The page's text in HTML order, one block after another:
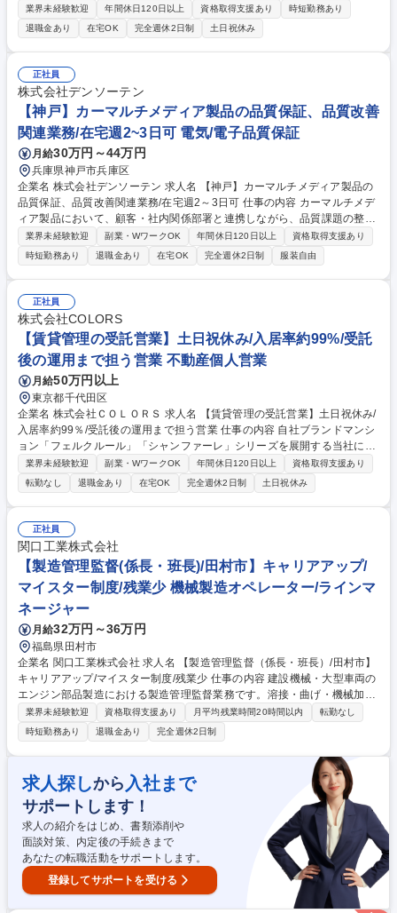
認など基本業務からお任せします。チームで協力しながら正確な事務スキ
ルを磨き将来は業務改善にも挑戦できる環境です 毎月数万件の入金データ
を扱うため、何より大切なのは「正確さ」と「丁寧さ」。一件一件の業務
を確実に行うことが、オーナー様からの信頼と会社の安定した収益を支え
ます。まずはデータ入力などの基本業務からスタートし、少しずつ知識を
身につけられるので安心です。業務に慣れた後は「もっとこうすれば効率
的」といった気づきを活かし、業務改善や仕組みづくりにも挑戦OK！確
かな事務スキルとやりがいを手に入れませんか？ 募集職種 東京【家賃管
理事務（メンバー）】会社の根幹を支える事務職！未経験OK◎
業界未経験歓迎 年間休日120日以上 資格取得支援あり
時短勤務あり
退職金あり
在宅OK 完全週休2日制 土日祝休み
正社員
株式会社デンソーテン
【神戸】カーマルチメディア製品の品質保証、品質改善
関連業務/在宅週2~3日可 電気/電子品質保証
月給30万円～44万円
兵庫県神戸市兵庫区
企業名 株式会社デンソーテン 求人名 【神戸】カーマルチメディア製品の
品質保証、品質改善関連業務/在宅週2～3日可 仕事の内容 カーマルチメデ
ィア製品において、顧客・社内関係部署と連携しながら、品質課題の整
理・調整・解決を推進する業務を担当いただきます。関係者の意見や状況
を整理し、円滑な問題解決をリードする役割です。 【製品】カーナビ、カ
ーオーディオ等 【詳細】■市場や顧客工場で発生した品質課題に対する早
期解決(ER活動)の推進■現象解析・真因追及を通じた再発防止策の立案お
よび実行 ■顧客要望・品質要求に対し、設計・開発部門と連携した課題解
決のリーディング■会社品質目標の達成に向けた施策検討・実行■市場デー
タや不具合傾向の分析による品質リスクの抽出および改善フォロー 募集職
種 【神戸】カーマルチメディア製品の品質保証、品質改善関連業務/在宅
週2～3日可
業界未経験歓迎 副業・WワークOK 年間休日120日以上
資格取得支援あり
時短勤務あり
退職金あり 在宅OK 完全週休2日制 服装自由
正社員
株式会社COLORS
【賃貸管理の受託営業】土日祝休み/入居率約99%/受託
後の運用まで担う営業 不動産個人営業
月給50万円以上
東京都千代田区
企業名 株式会社ＣＯＬＯＲＳ 求人名 【賃貸管理の受託営業】土日祝休み/
入居率約99％/受託後の運用まで担う営業 仕事の内容 自社ブランドマンシ
ョン「フェルクルール」「シャンファーレ」シリーズを展開する当社に
て、アパートやマンションを所有するオーナー様へ賃貸管理サービスの導
入提案を行い、管理受託契約を獲得する役割を お任せいたします。 ■アプ
ローチ： 既存顧客や提携先からの紹介、新規開拓を通じてオーナー様との
接点を作ります。 ■分析・提案： 市場調査に基づいた適正家賃の設定、入
居者募集戦略など、収益改善に向けたプランを提示します。 ■契約・引
継： 管理条件の合意を得て契約締結後、管理部門へ引き継ぎを行います。
募集職種 【賃貸管理の受託営業】土日祝休み/入居率約99％/受託後の運用
まで担う営業
業界未経験歓迎 副業・WワークOK 年間休日120日以上
資格取得支援あり
転勤なし
退職金あり 在宅OK 完全週休2日制 土日祝休み
正社員
関口工業株式会社
【製造管理監督(係長・班長)/田村市】キャリアアップ/
マイスター制度/残業少 機械製造オペレーター/ラインマ
ネージャー
月給32万円～36万円
福島県田村市
企業名 関口工業株式会社 求人名 【製造管理監督（係長・班長）/田村市】
キャリアアップ/マイスター制度/残業少 仕事の内容 建設機械・大型車両の
エンジン部品製造における製造管理監督業務です。溶接・曲げ・機械加
工・表面処理の各工程で予実管理、進捗管理、品質管理、安全管理を担当
し、班長（班長）として現場を束ねていただきます。 【具体的には】機械
加工（一班）、曲げ（二班）、溶接（三班）、表面処理・ろう付け（四
班）の各工程において、人員配置、予実管理、進捗管理、品質管理、安全
管理を行います。【キャリアパス】将来的には課長職を目指していただけ
ます。マイスター制度もあり、技術スペシャリストとしての道も選択可能
です。★入社後はOJTがしっかりフォローします。【業務内容の変更範
囲】当社の指定する業務 募集職種 【製造管理監督（係長・班長）/田村
市】キャリアアップ/マイスター制度/残業少
業界未経験歓迎 資格取得支援あり 月平均残業時間20時間以内
転勤なし
時短勤務あり
退職金あり 完全週休2日制
求人探しから 入社まで
サポートします！
求人の紹介をはじめ、書類添削や
面談対策、内定後の手続きまで
あなたの転職活動をサポートします。
登録してサポートを受ける